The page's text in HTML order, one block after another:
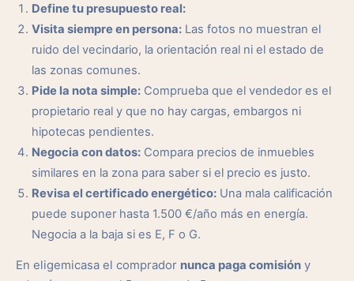
Define tu presupuesto real:
Visita siempre en persona: Las fotos no muestran el
ruido del vecindario, la orientación real ni el estado de
las zonas comunes.
Pide la nota simple: Comprueba que el vendedor es el
propietario real y que no hay cargas, embargos ni
hipotecas pendientes.
Negocia con datos: Compara precios de inmuebles
similares en la zona para saber si el precio es justo.
Revisa el certificado energético: Una mala calificación
puede suponer hasta 1.500 €/año más en energía.
Negocia a la baja si es E, F o G.
En eligemicasa el comprador nunca paga comisión y